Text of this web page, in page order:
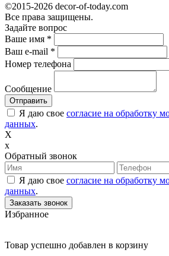
©2015-2026 decor-of-today.com
Все права защищены.
Задайте вопрос
Ваше имя *
Ваш e-mail *
Номер телефона
Сообщение
Я даю свое согласие на обработку
данных.
X
x
Обратный звонок
Я даю свое согласие на обработку
данных.
Избранное
Товар успешно добавлен в корзину